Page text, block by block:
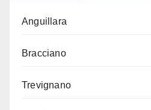
Anguillara
Bracciano
Trevignano